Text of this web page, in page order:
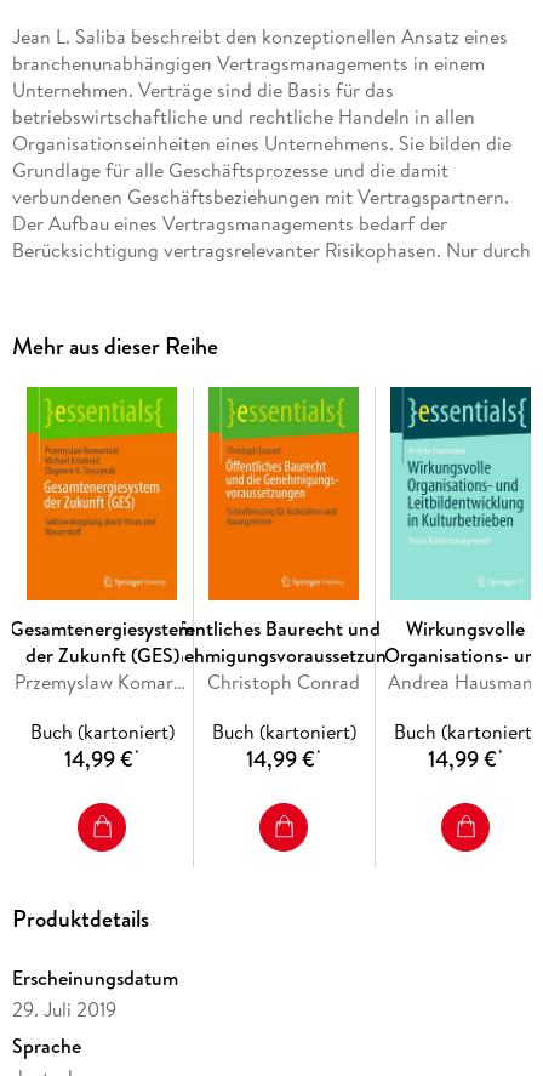
Jean L. Saliba beschreibt den konzeptionellen Ansatz eines
branchenunabhängigen Vertragsmanagements in einem
Unternehmen. Verträge sind die Basis für das
betriebswirtschaftliche und rechtliche Handeln in allen
Organisationseinheiten eines Unternehmens. Sie bilden die
Grundlage für alle Geschäftsprozesse und die damit
verbundenen Geschäftsbeziehungen mit Vertragspartnern.
Der Aufbau eines Vertragsmanagements bedarf der
Berücksichtigung vertragsrelevanter Risikophasen. Nur durch
können rechtliche Pflichten bedient, relevante Risiken
vermieden und Potenziale signifikant gehoben werden.
Inhaltsverzeichnis
Grundbegriffe des Vertragsmanagements. -
Vertragsverhältnisse in Unternehmen. - Erfordernis zum
Vorhalten eines Vertragsmanagement-Systems. -
Strategische Vorüberlegungen zum Vertragsmanagement
und Realisierung.
Mehr aus dieser Reihe
Gesamtenergiesystem
der Zukunft (GES)
Przemyslaw Komarnicki, Michael Kranhold, Zbigniew A. Styczynski
Buch (kartoniert)
14,99 €*
Öffentliches Baurecht und die
Genehmigungsvoraussetzungen
Christoph Conrad
Buch (kartoniert)
14,99 €*
Wirkungsvolle
Organisations-
Andrea Hausmann
Buch (kartoniert)
14,99 €*
Produktdetails
Erscheinungsdatum
29. Juli 2019
Sprache